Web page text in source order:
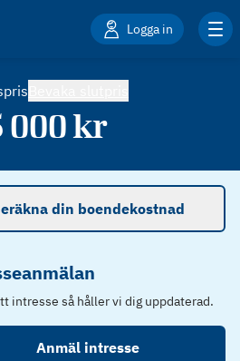
Logga in
000kr
din boendekostnad
intresse så håller vi dig uppdaterad.
Anmäl intresse